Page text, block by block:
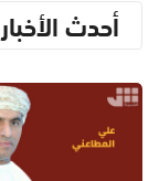
أحدث الأخبار